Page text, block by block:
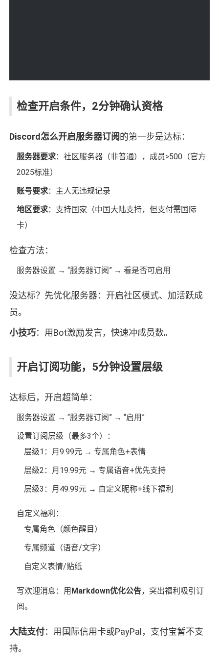
检查开启条件，2分钟确认资格
Discord怎么开启服务器订阅的第一步是达标：
服务器要求：社区服务器（非普通），成员>500（官方
2025标准）
账号要求：主人无违规记录
地区要求：支持国家（中国大陆支持，但支付需国际
卡）
检查方法：
服务器设置 → “服务器订阅” → 看是否可启用
没达标？先优化服务器：开启社区模式、加活跃成
员。
小技巧：用Bot激励发言，快速冲成员数。
开启订阅功能，5分钟设置层级
达标后，开启超简单：
服务器设置 → “服务器订阅” → “启用”
设置订阅层级（最多3个）：
层级1：月9.99元 → 专属角色+表情
层级2：月19.99元 → 专属语音+优先支持
层级3：月49.99元 → 自定义昵称+线下福利
自定义福利：
专属角色（颜色醒目）
专属频道（语音/文字）
自定义表情/贴纸
写欢迎消息：用 Markdown优化公告，突出福利吸引订
阅。
大陆支付：用国际信用卡或PayPal，支付宝暂不支
持。